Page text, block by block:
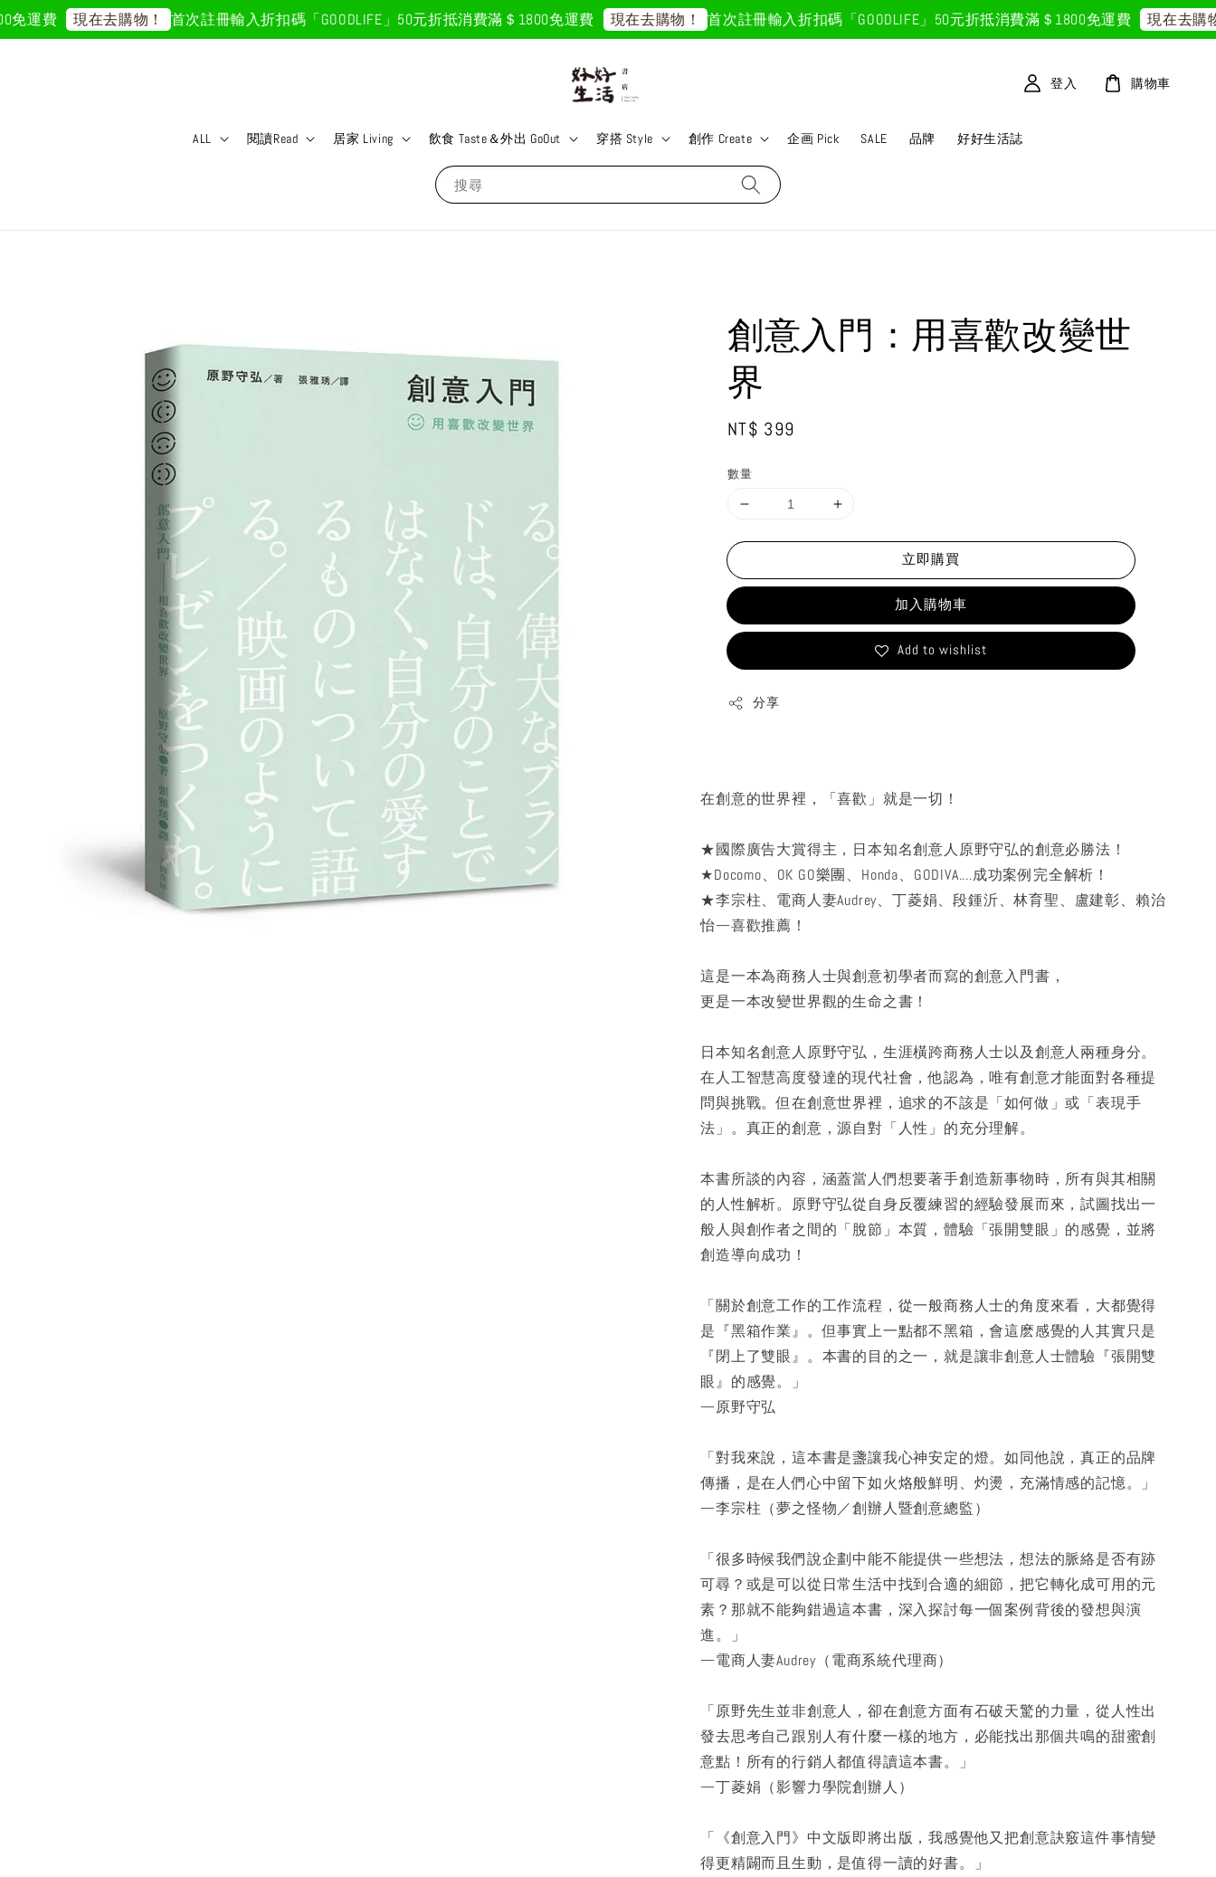
費 現在去購物！ 首次註冊輸入折扣碼「GOODLIFE」50元折抵消費滿＄1800免運費 現在去購物！ 首次註冊輸入折扣碼「GOODLIFE」50元折抵消費滿＄1800免運費 現在去購物！
搜尋
ALL 閱讀Read 居家 Living 飲食 Taste＆外出 GoOut 穿搭 Style 創作 Create 企画 Pick SALE 品牌 好好生活誌
登入 購物車
創意入門：用喜歡改變世
界
Regular
NT$ 399
數量
立即購買
加入購物車
Add to wishlist
分享
在創意的世界裡，「喜歡」就是一切！
★國際廣告大賞得主，日本知名創意人原野守弘的創意必勝法！
★Docomo、OK GO樂團、Honda、GODIVA....成功案例完全解析！
★李宗柱、電商人妻Audrey、丁菱娟、段鍾沂、林育聖、盧建彰、賴治
怡—喜歡推薦！
這是一本為商務人士與創意初學者而寫的創意入門書，
更是一本改變世界觀的生命之書！
日本知名創意人原野守弘，生涯橫跨商務人士以及創意人兩種身分。
在人工智慧高度發達的現代社會，他認為，唯有創意才能面對各種提
問與挑戰。但在創意世界裡，追求的不該是「如何做」或「表現手
法」。真正的創意，源自對「人性」的充分理解。
本書所談的內容，涵蓋當人們想要著手創造新事物時，所有與其相關
的人性解析。原野守弘從自身反覆練習的經驗發展而來，試圖找出一
般人與創作者之間的「脫節」本質，體驗「張開雙眼」的感覺，並將
創造導向成功！
「關於創意工作的工作流程，從一般商務人士的角度來看，大都覺得
是『黑箱作業』。但事實上一點都不黑箱，會這麽感覺的人其實只是
『閉上了雙眼』。本書的目的之一，就是讓非創意人士體驗『張開雙
眼』的感覺。」
—原野守弘
「對我來說，這本書是盞讓我心神安定的燈。如同他說，真正的品牌
傳播，是在人們心中留下如火烙般鮮明、灼燙，充滿情感的記憶。」
—李宗柱（夢之怪物／創辦人暨創意總監）
「很多時候我們說企劃中能不能提供一些想法，想法的脈絡是否有跡
可尋？或是可以從日常生活中找到合適的細節，把它轉化成可用的元
素？那就不能夠錯過這本書，深入探討每一個案例背後的發想與演
進。」
—電商人妻Audrey（電商系統代理商）
「原野先生並非創意人，卻在創意方面有石破天驚的力量，從人性出
發去思考自己跟別人有什麼一樣的地方，必能找出那個共鳴的甜蜜創
意點！所有的行銷人都值得讀這本書。」
—丁菱娟（影響力學院創辦人）
「《創意入門》中文版即將出版，我感覺他又把創意訣竅這件事情變
得更精闢而且生動，是值得一讀的好書。」